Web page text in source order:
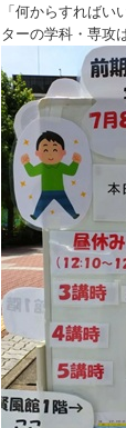
「何からすれば
ターの学科・専攻